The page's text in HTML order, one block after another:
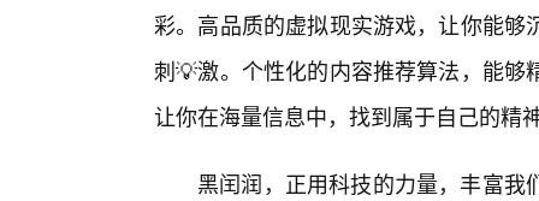
彩。高品质的虚拟现实游戏，让你能
刺💡激。个性化的内容推荐算法，能
让你在海量信息中，找到属于自己的精
黑闰润，正用科技的力量，丰富